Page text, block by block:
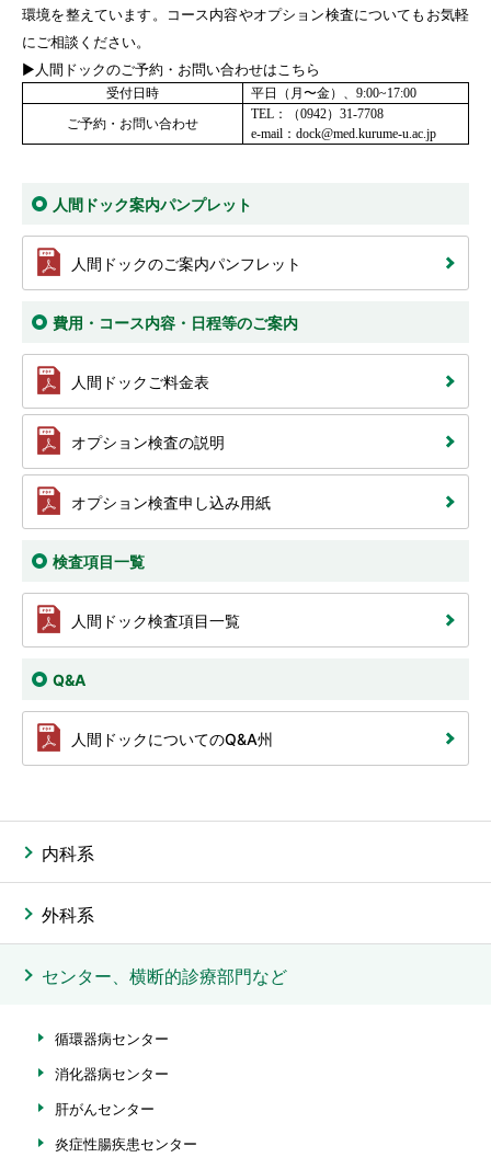
環境を整えています。コース内容やオプション検査についてもお気軽
にご相談ください。
▶人間ドックのご予約・お問い合わせはこちら
受付日時 平日（月〜金）、9:00~17:00
ご予約・お問い合わせ
TEL ：（0942）31-7708
e-mail ：dock@med.kurume-u.ac.jp
人間ドック案内パンプレット
人間ドックのご案内パンフレット
費用・コース内容・日程等のご案内
人間ドックご料金表
オプション検査の説明
オプション検査申し込み用紙
検査項目一覧
人間ドック検査項目一覧
Q&A
人間ドックについてのQ&A州
内科系
外科系
センター、横断的診療部門など
循環器病センター
消化器病センター
肝がんセンター
炎症性腸疾患センター